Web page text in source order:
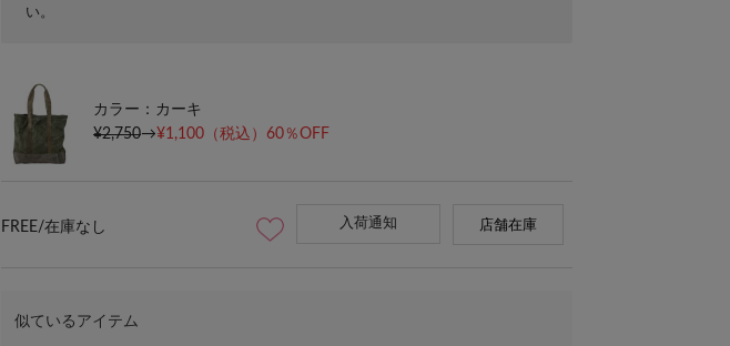
い。
カラー：カーキ
¥2,750→¥1,100 （税込）60％OFF
FREE/在庫なし 入荷通知 店舗在庫